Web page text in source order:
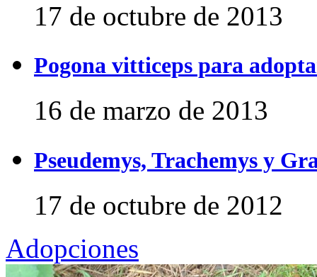
17 de octubre de 2013
Pogona vitticeps para
16 de marzo de 2013
Pseudemys, Trachemys y
17 de octubre de 2012
Adopciones